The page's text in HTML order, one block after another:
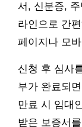
서, 신분증,
라인으로 간
페이지나 모
신청 후 심사
부가 완료되
만료 시 임대
받은 보증서